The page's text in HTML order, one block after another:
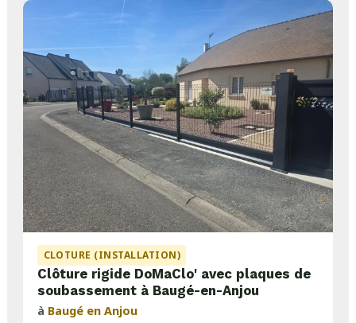
CLOTURE (INSTALLATION)
Clôture rigide DoMaClo' avec plaques de
soubassement à Baugé-en-Anjou
à Baugé en Anjou